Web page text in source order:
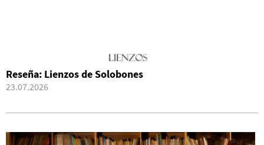
Reseña: Lienzos de Solobones
23.07.2026